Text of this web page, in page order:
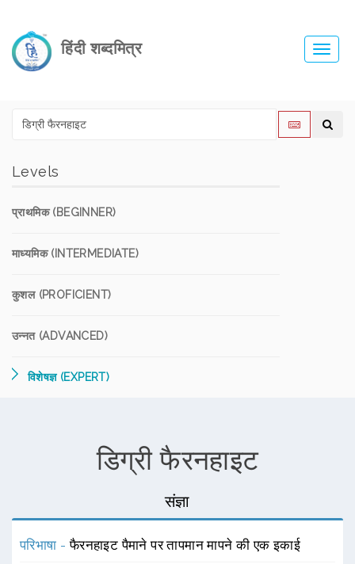
हिंदी शब्दमित्र
Levels
प्राथमिक (BEGINNER)
माध्यमिक (INTERMEDIATE)
कुशल (PROFICIENT)
उन्नत (ADVANCED)
विशेषज्ञ (EXPERT)
डिग्री फैरनहाइट
संज्ञा
परिभाषा -फैरनहाइट पैमाने पर तापमान मापने की एक इकाई